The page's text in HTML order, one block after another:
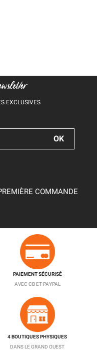
EXCLUSIVES
COMMANDE
PAIEMENT SÉCURISÉ
AVEC CB ET PAYPAL
4 BOUTIQUES PHYSIQUES
DANS LE GRAND OUEST